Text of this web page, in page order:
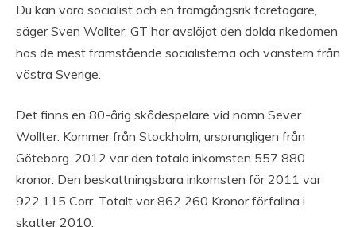
Du kan vara socialist och en framgångsrik företagare,
säger Sven Wollter. GT har avslöjat den dolda rikedomen
hos de mest framstående socialisterna och vänstern från
västra Sverige.
Det finns en 80-årig skådespelare vid namn Sever
Wollter. Kommer från Stockholm, ursprungligen från
Göteborg. 2012 var den totala inkomsten 557 880
kronor. Den beskattningsbara inkomsten för 2011 var
922,115 Corr. Totalt var 862 260 Kronor förfallna i
skatter 2010.